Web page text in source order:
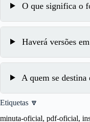
O que significa o
Haverá versões
A quem se destina
Etiquetas 🔽
minuta-oficial, pdf-oficial,